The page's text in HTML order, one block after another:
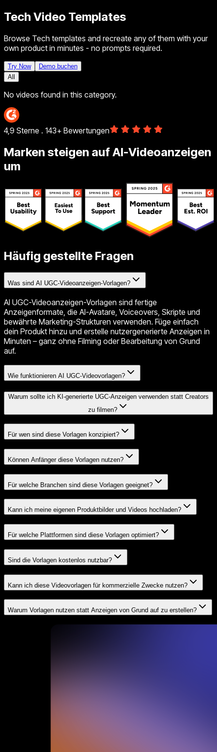
Tech Video Templates
Browse Tech templates and recreate any of them with your
own product in minutes - no prompts required.
Try Now
Demo buchen
All
No videos found in this category.
4,9 Sterne . 143+ Bewertungen
Marken steigen auf AI-Videoanzeigen
um
Häufig gestellte Fragen
Was sind AI UGC-Videoanzeigen-Vorlagen?
AI UGC-Videoanzeigen-Vorlagen sind fertige
Anzeigenformate, die AI-Avatare, Voiceovers, Skripte und
bewährte Marketing-Strukturen verwenden. Füge einfach
dein Produkt hinzu und erstelle nutzergenerierte Anzeigen in
Minuten – ganz ohne Filming oder Bearbeitung von Grund
auf.
Wie funktionieren AI UGC-Videovorlagen?
Warum sollte ich KI-generierte UGC-Anzeigen verwenden statt Creators
zu filmen?
Für wen sind diese Vorlagen konzipiert?
Können Anfänger diese Vorlagen nutzen?
Für welche Branchen sind diese Vorlagen geeignet?
Kann ich meine eigenen Produktbilder und Videos hochladen?
Für welche Plattformen sind diese Vorlagen optimiert?
Sind die Vorlagen kostenlos nutzbar?
Kann ich diese Videovorlagen für kommerzielle Zwecke nutzen?
Warum Vorlagen nutzen statt Anzeigen von Grund auf zu erstellen?